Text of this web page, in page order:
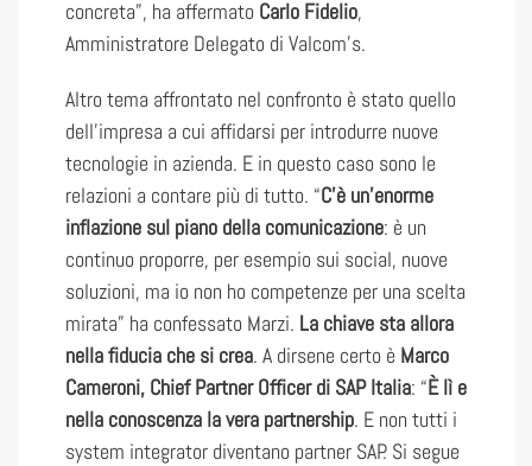
concreta”, ha affermato Carlo Fidelio,
Amministratore Delegato di Valcom’s.
Altro tema affrontato nel confronto è stato quello
dell’impresa a cui affidarsi per introdurre nuove
tecnologie in azienda. E in questo caso sono le
relazioni a contare più di tutto. “C’è un’enorme
inflazione sul piano della comunicazione: è un
continuo proporre, per esempio sui social, nuove
soluzioni, ma io non ho competenze per una scelta
mirata” ha confessato Marzi. La chiave sta allora
nella fiducia che si crea. A dirsene certo è Marco
Cameroni, Chief Partner Officer di SAP Italia: “È lì e
nella conoscenza la vera partnership. E non tutti i
system integrator diventano partner SAP. Si segue